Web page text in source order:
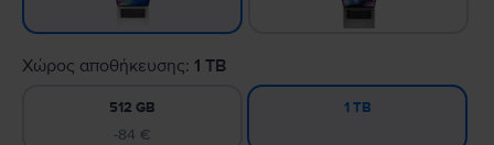
Χώρος αποθήκευσης: 1 TB
512 GB
-84 €
1 TB